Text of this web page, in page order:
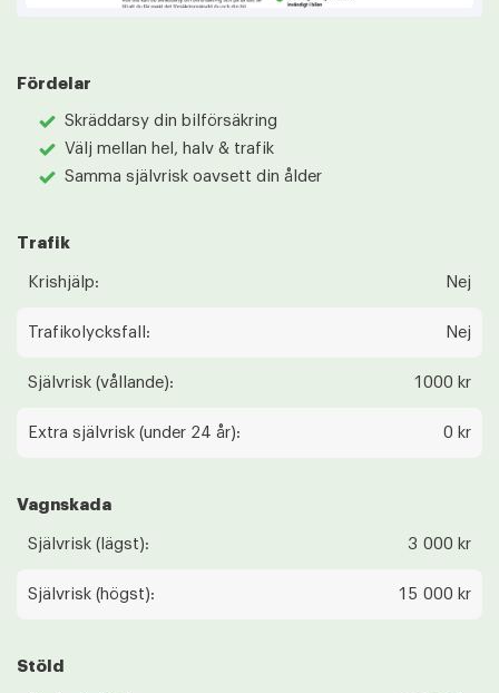
Fördelar
Skräddarsy din bilförsäkring
Välj mellan hel, halv & trafik
Samma självrisk oavsett din ålder
Trafik
Krishjälp: Nej
Trafikolycksfall: Nej
Självrisk (vållande): 1000 kr
Extra självrisk (under 24 år): 0 kr
Vagnskada
Självrisk (lägst): 3 000 kr
Självrisk (högst): 15 000 kr
Stöld